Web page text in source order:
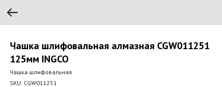
Чашка шлифовальная алмазная CGW011251
125мм INGCO
Чашка шлифовальная
SKU: CGW011251